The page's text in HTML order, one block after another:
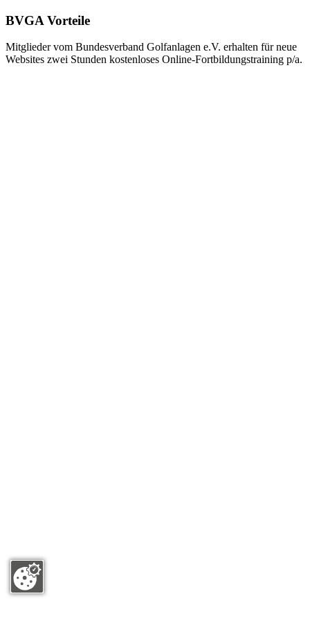
BVGA Vorteile
Mitglieder vom Bundesverband Golfanlagen e.V. erhalten für neue
Websites zwei Stunden kostenloses Online-Fortbildungstraining p/a.